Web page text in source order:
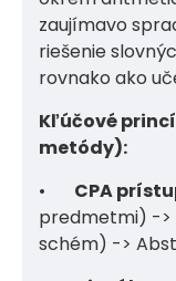
zaujímavo
riešenie
rovnako ako
Kľúčové
metódy):
•
CPA
predmetmi) ->
schém) ->